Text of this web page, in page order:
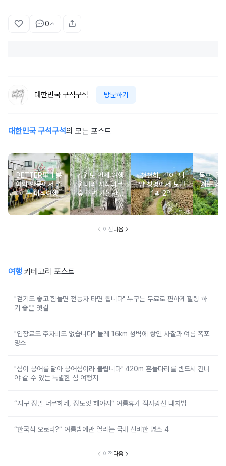
0
대한민국 구석구석 방문하기
대한민국 구석구석의 모든 포스트
BETTER里ㅣ봉
화와 안동에서 즐
기는 미식여행
강원도 인제 여행
원대리 자작나무
숲 주변 가볼만한
곳 추천 :: 인제 자
작나무 숲, 자작나
인환문학관, 책방
‘천천히, 깊이’ 담
양 창평에서 보낸
1박 2일
묵호, 걸
기는 항
여
이전다음
여행 카테고리 포스트
"걷기도 좋고 힘들면 전동차 타면 됩니다" 누구든 무료로 편하게 힐링 하
기 좋은 옛길
"입장료도 주차비도 없습니다" 둘레 16km 성벽에 쌓인 사찰과 여름 폭포
명소
"섬이 붕어를 닮아 붕어섬이라 불립니다" 420m 흔들다리를 반드시 건너
야 갈 수 있는 특별한 섬 여행지
“지구 정말 너무하네, 정도껏 해야지” 여름휴가 직사광선 대처법
“한국식 오로라?” 여름밤에만 열리는 국내 신비한 명소 4
이전다음